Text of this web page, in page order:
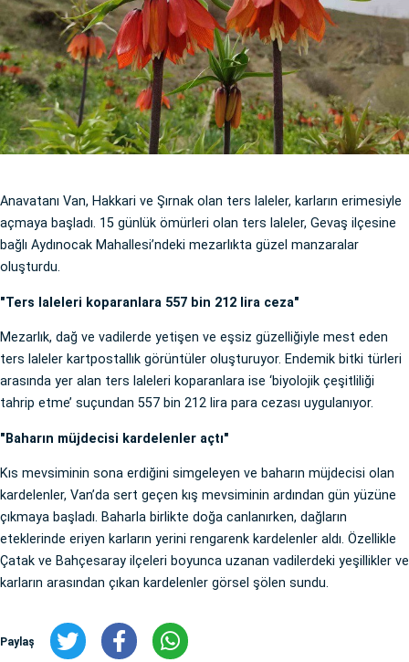
Anavatanı Van, Hakkari ve Şırnak olan ters laleler, karların erimesiyle
açmaya başladı. 15 günlük ömürleri olan ters laleler, Gevaş ilçesine
bağlı Aydınocak Mahallesi’ndeki mezarlıkta güzel manzaralar
oluşturdu.
"Ters laleleri koparanlara 557 bin 212 lira ceza"
Mezarlık, dağ ve vadilerde yetişen ve eşsiz güzelliğiyle mest eden
ters laleler kartpostallık görüntüler oluşturuyor. Endemik bitki türleri
arasında yer alan ters laleleri koparanlara ise ‘biyolojik çeşitliliği
tahrip etme’ suçundan 557 bin 212 lira para cezası uygulanıyor.
"Baharın müjdecisi kardelenler açtı"
Kıs mevsiminin sona erdiğini simgeleyen ve baharın müjdecisi olan
kardelenler, Van’da sert geçen kış mevsiminin ardından gün yüzüne
çıkmaya başladı. Baharla birlikte doğa canlanırken, dağların
eteklerinde eriyen karların yerini rengarenk kardelenler aldı. Özellikle
Çatak ve Bahçesaray ilçeleri boyunca uzanan vadilerdeki yeşillikler ve
karların arasından çıkan kardelenler görsel şölen sundu.
Paylaş